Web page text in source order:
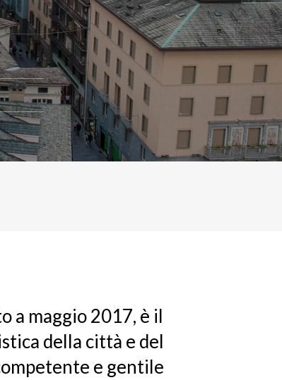
a maggio 2017, è il
della città e del
e gentile